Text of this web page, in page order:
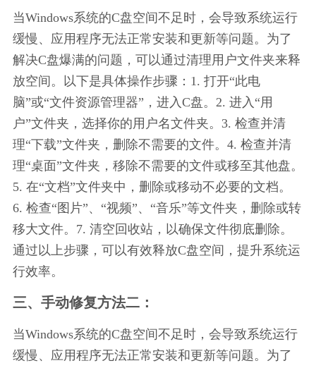
当Windows系统的C盘空间不足时，会导致系统运行
缓慢、应用程序无法正常安装和更新等问题。为了
解决C盘爆满的问题，可以通过清理用户文件夹来释
放空间。以下是具体操作步骤：1. 打开“此电
脑”或“文件资源管理器”，进入C盘。2. 进入“用
户”文件夹，选择你的用户名文件夹。3. 检查并清
理“下载”文件夹，删除不需要的文件。4. 检查并清
理“桌面”文件夹，移除不需要的文件或移至其他盘。
5. 在“文档”文件夹中，删除或移动不必要的文档。
6. 检查“图片”、“视频”、“音乐”等文件夹，删除或转
移大文件。7. 清空回收站，以确保文件彻底删除。
通过以上步骤，可以有效释放C盘空间，提升系统运
行效率。
三、手动修复方法二：
当Windows系统的C盘空间不足时，会导致系统运行
缓慢、应用程序无法正常安装和更新等问题。为了